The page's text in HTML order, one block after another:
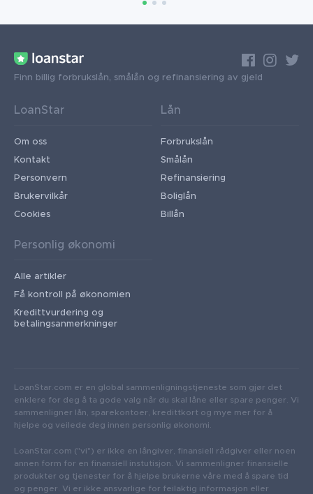
Finn billig forbrukslån, smålån og refinansiering av gjeld
LoanStar
Om oss
Kontakt
Personvern
Brukervilkår
Cookies
Lån
Forbrukslån
Smålån
Refinansiering
Boliglån
Billån
Personlig økonomi
Alle artikler
Få kontroll på økonomien
Kredittvurdering og
betalingsanmerkninger
LoanStar.com er en global sammenligningstjeneste som gjør det
enklere for deg å ta gode valg når du skal låne eller spare penger. Vi
sammenligner lån, sparekontoer, kredittkort og mye mer for å
hjelpe og veilede deg innen personlig økonomi.
LoanStar.com ("vi") er ikke en långiver, finansiell rådgiver eller noen
annen form for en finansiell instutisjon. Vi sammenligner finansielle
produkter og tjenester for å hjelpe brukerne våre med å spare tid
og penger. Vi er ikke ansvarlige for feilaktig informasjon eller